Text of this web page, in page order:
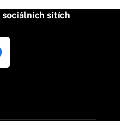
sociálních sítích